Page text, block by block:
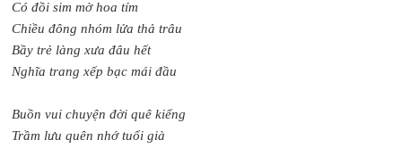
Có đồi sim mờ hoa tím
Chiều đông nhóm lửa thả trâu
Bầy trẻ làng xưa đâu hết
Nghĩa trang xếp bạc mái đầu
Buồn vui chuyện đời quê kiểng
Trầm lưu quên nhớ tuổi già